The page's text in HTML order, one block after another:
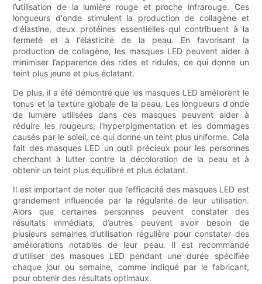
l’utilisation de la lumière rouge et proche infrarouge. Ces
longueurs d'onde stimulent la production de collagène et
d'élastine, deux protéines essentielles qui contribuent à la
fermeté et à l'élasticité de la peau. En favorisant la
production de collagène, les masques LED peuvent aider à
minimiser l’apparence des rides et ridules, ce qui donne un
teint plus jeune et plus éclatant.
De plus, il a été démontré que les masques LED améliorent le
tonus et la texture globale de la peau. Les longueurs d'onde
de lumière utilisées dans ces masques peuvent aider à
réduire les rougeurs, l'hyperpigmentation et les dommages
causés par le soleil, ce qui donne un teint plus uniforme. Cela
fait des masques LED un outil précieux pour les personnes
cherchant à lutter contre la décoloration de la peau et à
obtenir un teint plus équilibré et plus éclatant.
Il est important de noter que l’efficacité des masques LED est
grandement influencée par la régularité de leur utilisation.
Alors que certaines personnes peuvent constater des
résultats immédiats, d’autres peuvent avoir besoin de
plusieurs semaines d’utilisation régulière pour constater des
améliorations notables de leur peau. Il est recommandé
d'utiliser des masques LED pendant une durée spécifiée
chaque jour ou semaine, comme indiqué par le fabricant,
pour obtenir des résultats optimaux.